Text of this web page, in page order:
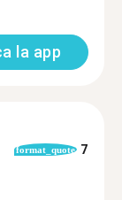
la app
format_quote 7